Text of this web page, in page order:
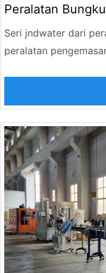
Peralatan
Seri jndwater dari
peralatan
berdasarkan
saat dipanaskan. Itu
membungkusnya
kemasan kolektif
pendinginan dan
dengan kuat, dengan
cantik, menghemat
Mesin pembungkus
pengemasan air
obat infus,